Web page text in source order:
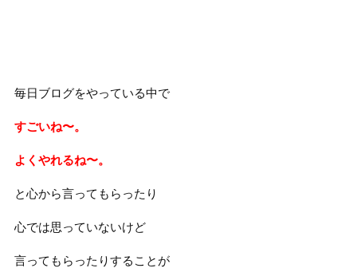
毎日ブログをやっている中で
すごいね〜。
よくやれるね〜。
と心から言ってもらったり
心では思っていないけど
言ってもらったりすることが